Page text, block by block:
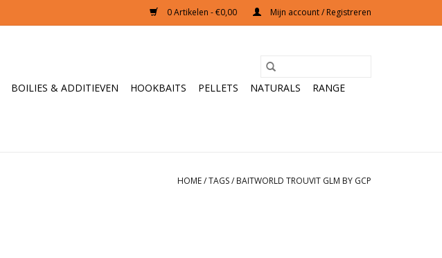
0 Artikelen - €0,00 Mijn account / Registreren
BOILIES & ADDITIEVEN HOOKBAITS PELLETS NATURALS
RANGE
HOME/TAGS/ BAITWORLD TROUVIT GLM BY GCP